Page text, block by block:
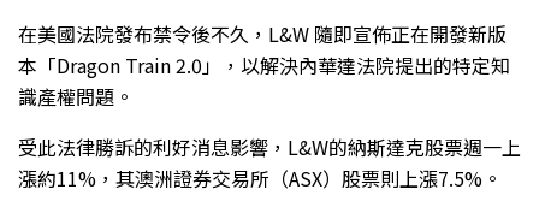
在美國法院發布禁令後不久，L&W 隨即宣佈正在開發新版
本「Dragon Train 2.0」，以解決內華達法院提出的特定知
識產權問題。
受此法律勝訴的利好消息影響，L&W的納斯達克股票週一上
漲約11%，其澳洲證券交易所（ASX）股票則上漲7.5%。